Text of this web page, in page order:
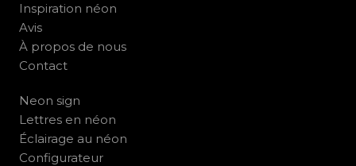
Inspiration néon
Avis
À propos de nous
Contact
Neon sign
Lettres en néon
Éclairage au néon
Configurateur